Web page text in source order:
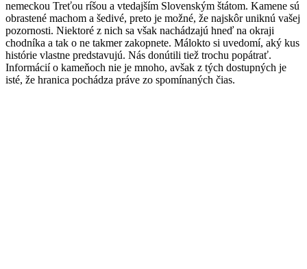
nemeckou Treťou ríšou a vtedajším Slovenským štátom. Kamene sú
obrastené machom a šedivé, preto je možné, že najskôr uniknú vašej
pozornosti. Niektoré z nich sa však nachádzajú hneď na okraji
chodníka a tak o ne takmer zakopnete. Málokto si uvedomí, aký kus
histórie vlastne predstavujú. Nás donútili tiež trochu popátrať.
Informácií o kameňoch nie je mnoho, avšak z tých dostupných je
isté, že hranica pochádza práve zo spomínaných čias.